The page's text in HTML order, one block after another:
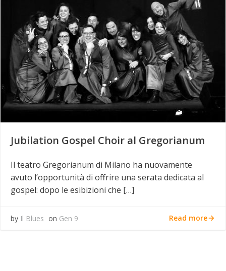
Jubilation Gospel Choir al Gregorianum
Il teatro Gregorianum di Milano ha nuovamente
avuto l’opportunità di offrire una serata dedicata al
gospel: dopo le esibizioni che […]
by Il Blues on Gen 9 Read more